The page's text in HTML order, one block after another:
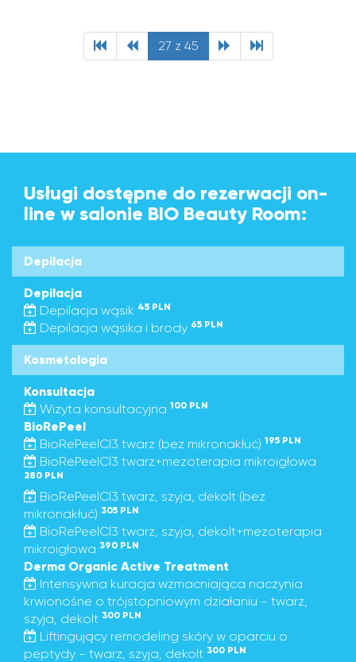
27 z 45
Usługi dostępne do rezerwacji on-
line w salonie BIO Beauty Room:
Depilacja
Depilacja
Depilacja wąsik 45 PLN
Depilacja wąsika i brody 65 PLN
Kosmetologia
Konsultacja
Wizyta konsultacyjna 100 PLN
BioRePeel
BioRePeelCl3 twarz (bez mikronakłuć) 195 PLN
BioRePeelCl3 twarz+mezoterapia mikroigłowa
280 PLN
BioRePeelCl3 twarz, szyja, dekolt (bez
mikronakłuć) 305 PLN
BioRePeelCl3 twarz, szyja, dekolt+mezoterapia
mikroigłowa 390 PLN
Derma Organic Active Treatment
Intensywna kuracja wzmacniająca naczynia
krwionośne o trójstopniowym działaniu - twarz,
szyja, dekolt 300 PLN
Liftingujący remodeling skóry w oparciu o
peptydy - twarz, szyja, dekolt 300 PLN